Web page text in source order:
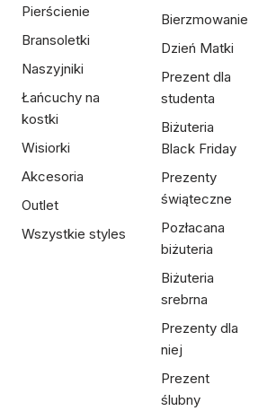
Pierścienie
Bransoletki
Naszyjniki
Łańcuchy na
kostki
Wisiorki
Akcesoria
Outlet
Wszystkie styles
Bierzmowanie
Dzień Matki
Prezent dla
studenta
Biżuteria
Black Friday
Prezenty
świąteczne
Pozłacana
biżuteria
Biżuteria
srebrna
Prezenty dla
niej
Prezent
ślubny